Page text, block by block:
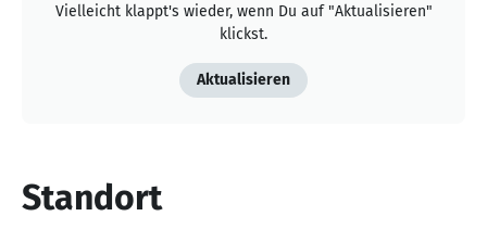
Vielleicht klappt's wieder, wenn Du auf "Aktualisieren"
klickst.
Aktualisieren
Standort